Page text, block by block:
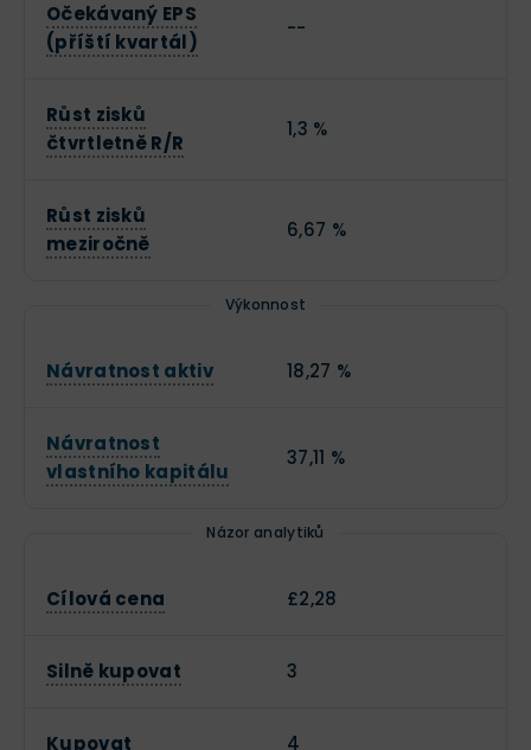
Očekávaný EPS
(příští kvartál)
--
Růst zisků
čtvrtletně R/R
1,3 %
Růst zisků
meziročně
6,67 %
Výkonnost
Návratnost aktiv 18,27 %
Návratnost
vlastního kapitálu
37,11 %
Názor analytiků
Cílová cena £2,28
Silně kupovat 3
Kupovat 4